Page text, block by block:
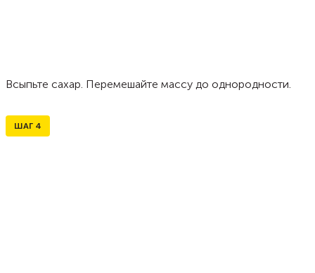
Всыпьте сахар. Перемешайте массу до однородности.
ШАГ 4